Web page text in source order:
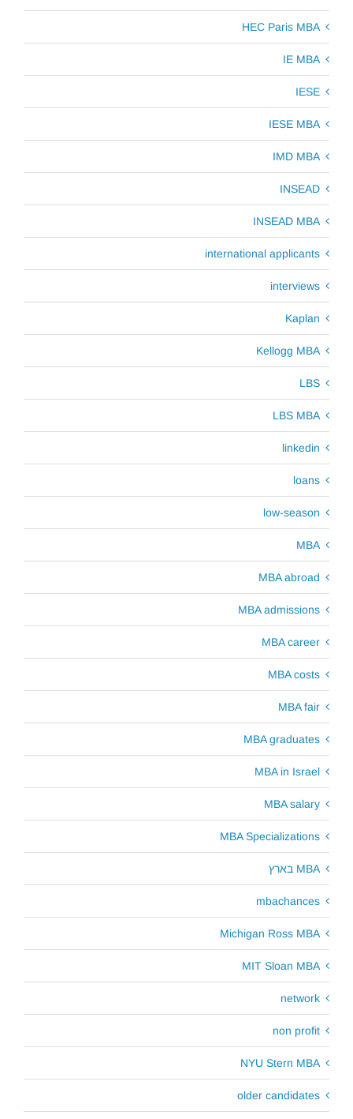
HEC Paris MBA
IE MBA
IESE
IESE MBA
IMD MBA
INSEAD
INSEAD MBA
international applicants
interviews
Kaplan
Kellogg MBA
LBS
LBS MBA
linkedin
loans
low-season
MBA
MBA abroad
MBA admissions
MBA career
MBA costs
MBA fair
MBA graduates
MBA in Israel
MBA salary
MBA Specializations
MBA בארץ
mbachances
Michigan Ross MBA
MIT Sloan MBA
network
non profit
NYU Stern MBA
older candidates